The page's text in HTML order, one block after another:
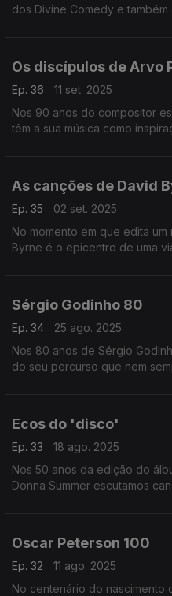
dos Divine Comedy e
Os discípulos de Arvo
Ep. 36
11 set. 2025
Nos 90 anos do compositor
têm a sua música como
As canções de David
Ep. 35
02 set. 2025
No momento em que edita
Byrne é o epicentro de uma
Sérgio Godinho 80
Ep. 34
25 ago. 2025
Nos 80 anos de Sérgio
do seu percurso que nem
Ecos do 'disco'
Ep. 33
18 ago. 2025
Nos 50 anos da edição do
Donna Summer escutamos
Oscar Peterson 100
Ep. 32
11 ago. 2025
No centenário do nascimento